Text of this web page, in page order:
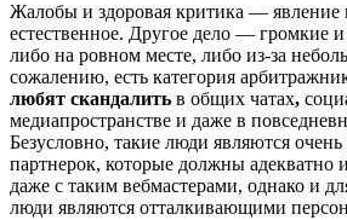
Жалобы и здоровая критика — явление
естественное. Другое дело — громкие
либо на ровном месте, либо из-за
сожалению, есть категория
любят скандалить в общих чатах,
медиапространстве и даже в
Безусловно, такие люди являются
партнерок, которые должны адекватно
даже с таким вебмастерами, однако и
люди являются отталкивающими